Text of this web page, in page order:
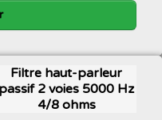
Filtre haut-parleur
passif 2 voies 5000 Hz
4/8 ohms